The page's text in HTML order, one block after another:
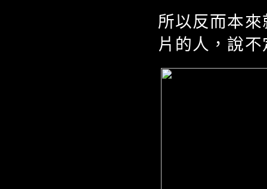
所以反而本
片的人，說